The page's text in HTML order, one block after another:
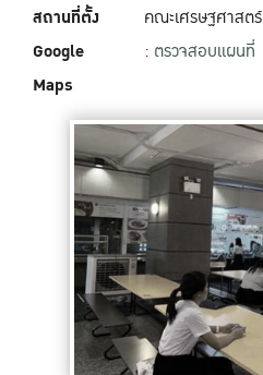
สถานที่ตั้ง
Google
Maps
คณะเศรษฐศาสตร์
: ตรวจสอบแผนที่